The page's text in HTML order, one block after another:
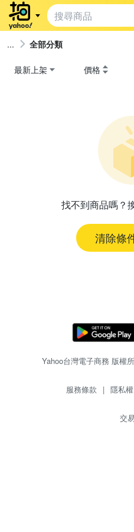
全部分類
最新上架 價格
找不到商品嗎？
清除條
Yahoo台灣電子商務 版權
服務條款 | 隱私權
交